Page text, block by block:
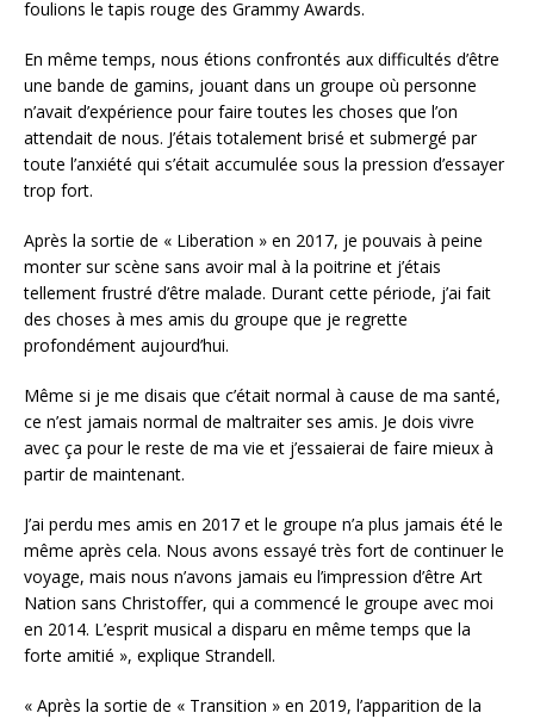
foulions le tapis rouge des Grammy Awards.
En même temps, nous étions confrontés aux difficultés d’être
une bande de gamins, jouant dans un groupe où personne
n’avait d’expérience pour faire toutes les choses que l’on
attendait de nous. J’étais totalement brisé et submergé par
toute l’anxiété qui s’était accumulée sous la pression d’essayer
trop fort.
Après la sortie de « Liberation » en 2017, je pouvais à peine
monter sur scène sans avoir mal à la poitrine et j’étais
tellement frustré d’être malade. Durant cette période, j’ai fait
des choses à mes amis du groupe que je regrette
profondément aujourd’hui.
Même si je me disais que c’était normal à cause de ma santé,
ce n’est jamais normal de maltraiter ses amis. Je dois vivre
avec ça pour le reste de ma vie et j’essaierai de faire mieux à
partir de maintenant.
J’ai perdu mes amis en 2017 et le groupe n’a plus jamais été le
même après cela. Nous avons essayé très fort de continuer le
voyage, mais nous n’avons jamais eu l’impression d’être Art
Nation sans Christoffer, qui a commencé le groupe avec moi
en 2014. L’esprit musical a disparu en même temps que la
forte amitié », explique Strandell.
« Après la sortie de « Transition » en 2019, l’apparition de la